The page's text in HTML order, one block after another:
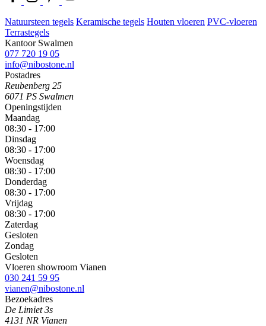
Natuursteen tegels Keramische tegels Houten vloeren PVC-vloeren
Terrastegels
Kantoor Swalmen
077 720 19 05
info@nibostone.nl
Postadres
Reubenberg 25
6071 PS Swalmen
Openingstijden
Maandag
08:30 - 17:00
Dinsdag
08:30 - 17:00
Woensdag
08:30 - 17:00
Donderdag
08:30 - 17:00
Vrijdag
08:30 - 17:00
Zaterdag
Gesloten
Zondag
Gesloten
Vloeren showroom Vianen
030 241 59 95
vianen@nibostone.nl
Bezoekadres
De Limiet 3s
4131 NR Vianen